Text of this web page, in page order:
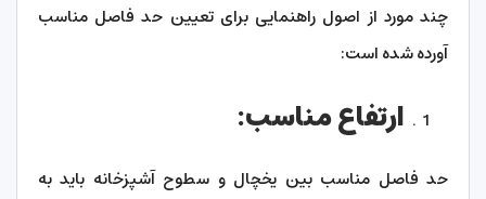
چند مورد از اصول راهنمایی برای تعیین حد فاصل مناسب
آورده شده است:
ارتفاع مناسب:
حد فاصل مناسب بین یخچال و سطوح آشپزخانه باید به